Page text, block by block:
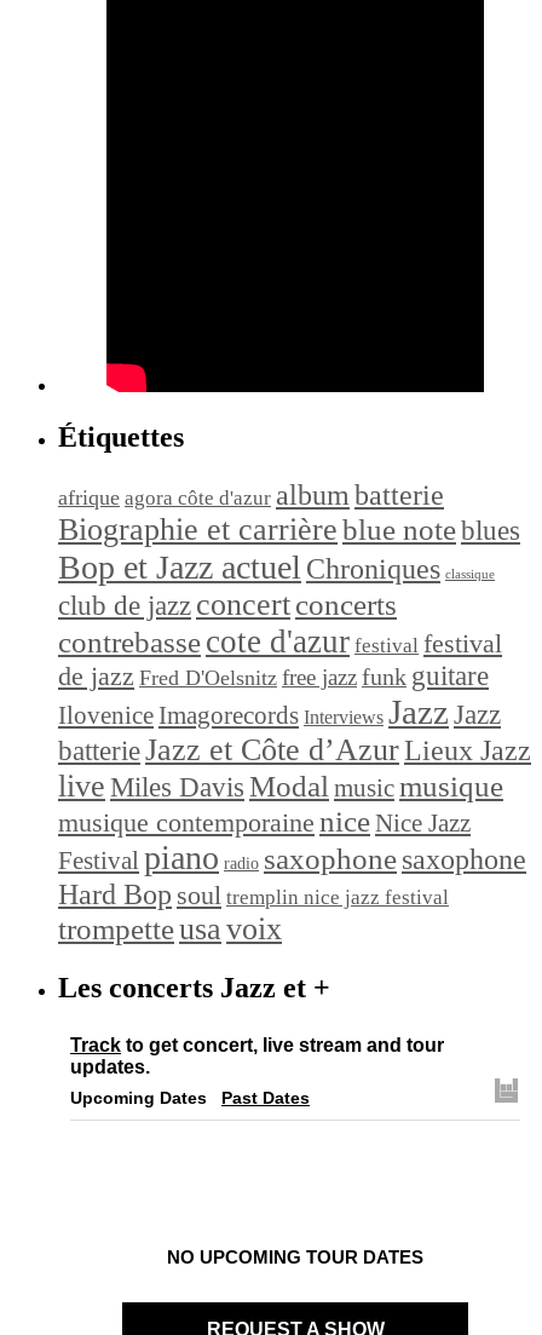
Étiquettes
afrique agora côte d'azur album batterie
Biographie et carrièreblue noteblues
Bop et Jazz actuel Chroniques classique
club de jazz concertconcerts
contrebassecote d'azur festival festival
de jazz Fred D'Oelsnitz free jazzfunk guitare
Ilovenice Imagorecords Interviews Jazz Jazz
batterieJazz et Côte d’AzurLieux Jazz
live Miles Davis Modal musicmusique
musique contemporaine niceNice Jazz
Festival piano radio saxophonesaxophone
Hard Bop soul tremplin nice jazz festival
trompetteusa voix
Les concerts Jazz et +
Track to get concert, live stream and tour
updates.
Upcoming Dates Past Dates
NO UPCOMING TOUR DATES
REQUEST A SHOW